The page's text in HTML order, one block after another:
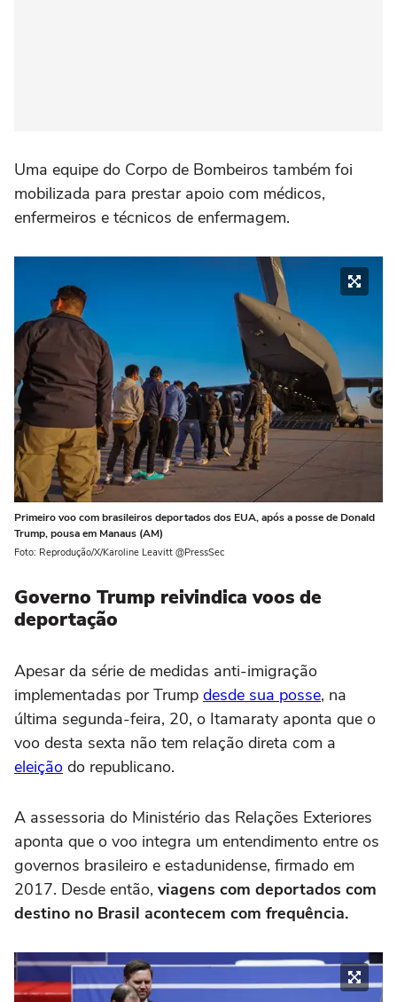
Uma equipe do Corpo de Bombeiros também foi
mobilizada para prestar apoio com médicos,
enfermeiros e técnicos de enfermagem.
Primeiro voo com brasileiros deportados dos EUA, após a posse de Donald
Trump, pousa em Manaus (AM)
Foto: Reprodução/X/Karoline Leavitt @PressSec
Governo Trump reivindica voos de
deportação
Apesar da série de medidas anti-imigração
implementadas por Trump desde sua posse, na
última segunda-feira, 20, o Itamaraty aponta que o
voo desta sexta não tem relação direta com a
eleição do republicano.
A assessoria do Ministério das Relações Exteriores
aponta que o voo integra um entendimento entre os
governos brasileiro e estadunidense, firmado em
2017. Desde então, viagens com deportados com
destino no Brasil acontecem com frequência.